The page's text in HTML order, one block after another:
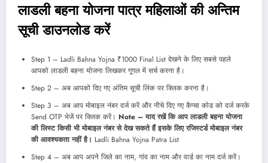
लाडली बहना योजना पात्र महिलाओं की अन्तिम
सूची डाउनलोड करें
Step 1 – Ladli Bahna Yojna ₹1000 Final List देखने के लिए सबसे पहले
आपको लाडली बहना योजना लिखकर गूगल में सर्च करना है।
Step 2 – अब आपको दिए गए अंतिम सूची लिंक पर क्लिक करना है।
Step 3 – अब आप मोबाइल नंबर दर्ज करें और नीचे दिए गए कैप्चा कोड को दर्ज करके
Send OTP भेजें पर क्लिक करें। Note – याद रखें कि आप लाडली बहना योजना
की लिस्ट किसी भी मोबाइल नंबर से देख सकते हैं इसके लिए रजिस्टर्ड मोबाइल नंबर
की आवश्यकता नहीं है। Ladli Bahna Yojna Patra List
Step 4 – अब आप अपने जिले का नाम, गांव का नाम और वार्ड का नाम दर्ज करें।